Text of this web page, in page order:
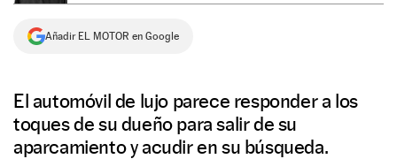
SÍGUENOS
Añadir EL MOTOR en Google
El automóvil de lujo parece responder a los
toques de su dueño para salir de su
aparcamiento y acudir en su búsqueda.